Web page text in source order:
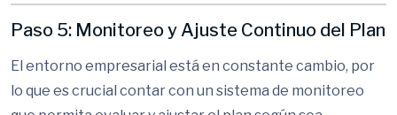
Paso 5: Monitoreo y Ajuste Continuo del Plan
El entorno empresarial está en constante cambio, por
lo que es crucial contar con un sistema de monitoreo